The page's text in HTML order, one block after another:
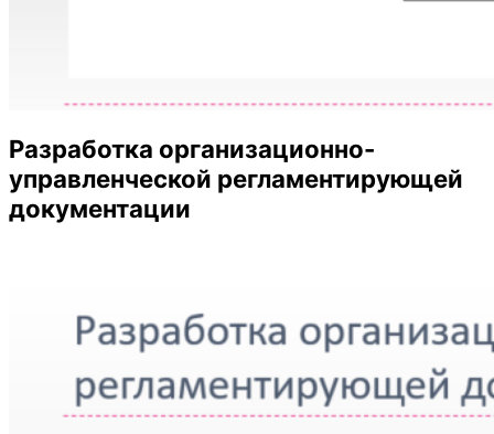
Разработка организационно-
управленческой регламентирующей
документации